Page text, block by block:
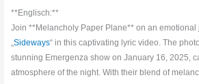
**Englisch:**
Join **Melancholy Paper Plane** on an emotional
„Sideways“ in this captivating lyric video. The
stunning Emergenza show on January 16, 2025,
atmosphere of the night. With their blend of